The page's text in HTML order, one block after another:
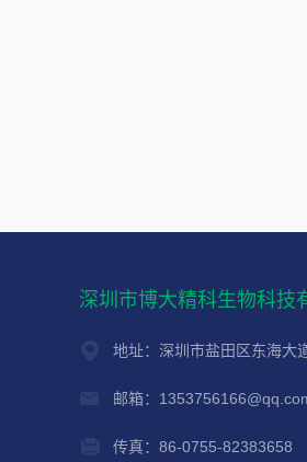
深圳市博大精科生物科技
地址：深圳市盐田区东海大
邮箱：
传真：86-0755-82383658